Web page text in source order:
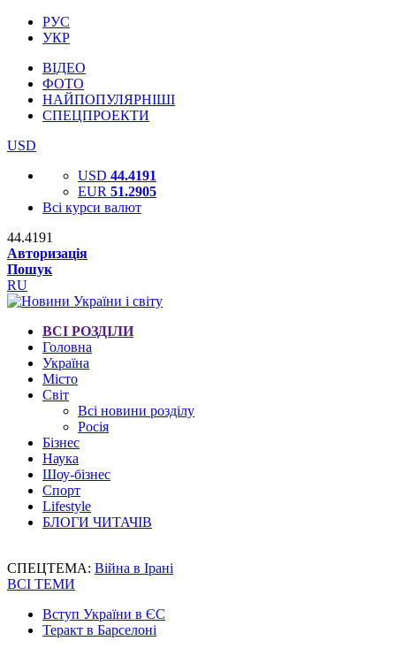
РУС
УКР
ВІДЕО
ФОТО
НАЙПОПУЛЯРНІШІ
СПЕЦПРОЕКТИ
USD
USD 44.4191
EUR 51.2905
Всі курси валют
44.4191
Авторизація
Пошук
RU
ВСІ РОЗДІЛИ
Головна
Україна
Місто
Світ
Всі новини розділу
Росія
Бізнес
Наука
Шоу-бізнес
Спорт
Lifestyle
БЛОГИ ЧИТАЧІВ
СПЕЦТЕМА: Війна в Ірані
ВСІ ТЕМИ
Вступ України в ЄС
Теракт в Барселоні